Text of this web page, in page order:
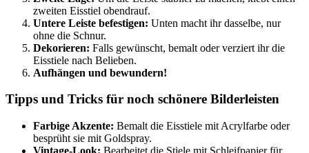
zweiten Eisstiel obendrauf.
Untere Leiste befestigen: Unten macht ihr dasselbe, nur
ohne die Schnur.
Dekorieren: Falls gewünscht, bemalt oder verziert ihr die
Eisstiele nach Belieben.
Aufhängen und bewundern!
Tipps und Tricks für noch schönere Bilderleisten
Farbige Akzente: Bemalt die Eisstiele mit Acrylfarbe oder
besprüht sie mit Goldspray.
Vintage-Look: Bearbeitet die Stiele mit Schleifpapier für